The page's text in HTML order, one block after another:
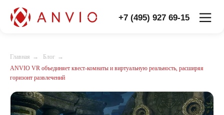
+7 (495) 927 69-15
Главная → Блог →
ANVIO VR объединяет квест-комнаты и виртуальную реальность, расширяя
горизонт развлечений
ANVIO VR ОБЪЕДИНЯЕТ КВЕСТ-КОМНАТЫ